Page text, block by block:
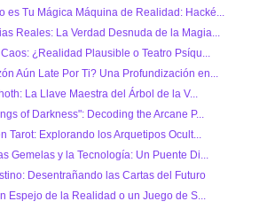
es Tu Mágica Máquina de Realidad: Hacké...
Reales: La Verdad Desnuda de la Magia...
¿Realidad Plausible o Teatro Psíqu...
Aún Late Por Ti? Una Profundización en...
La Llave Maestra del Árbol de la V...
of Darkness": Decoding the Arcane P...
Tarot: Explorando los Arquetipos Ocult...
Gemelas y la Tecnología: Un Puente Di...
Desentrañando las Cartas del Futuro
Espejo de la Realidad o un Juego de S...